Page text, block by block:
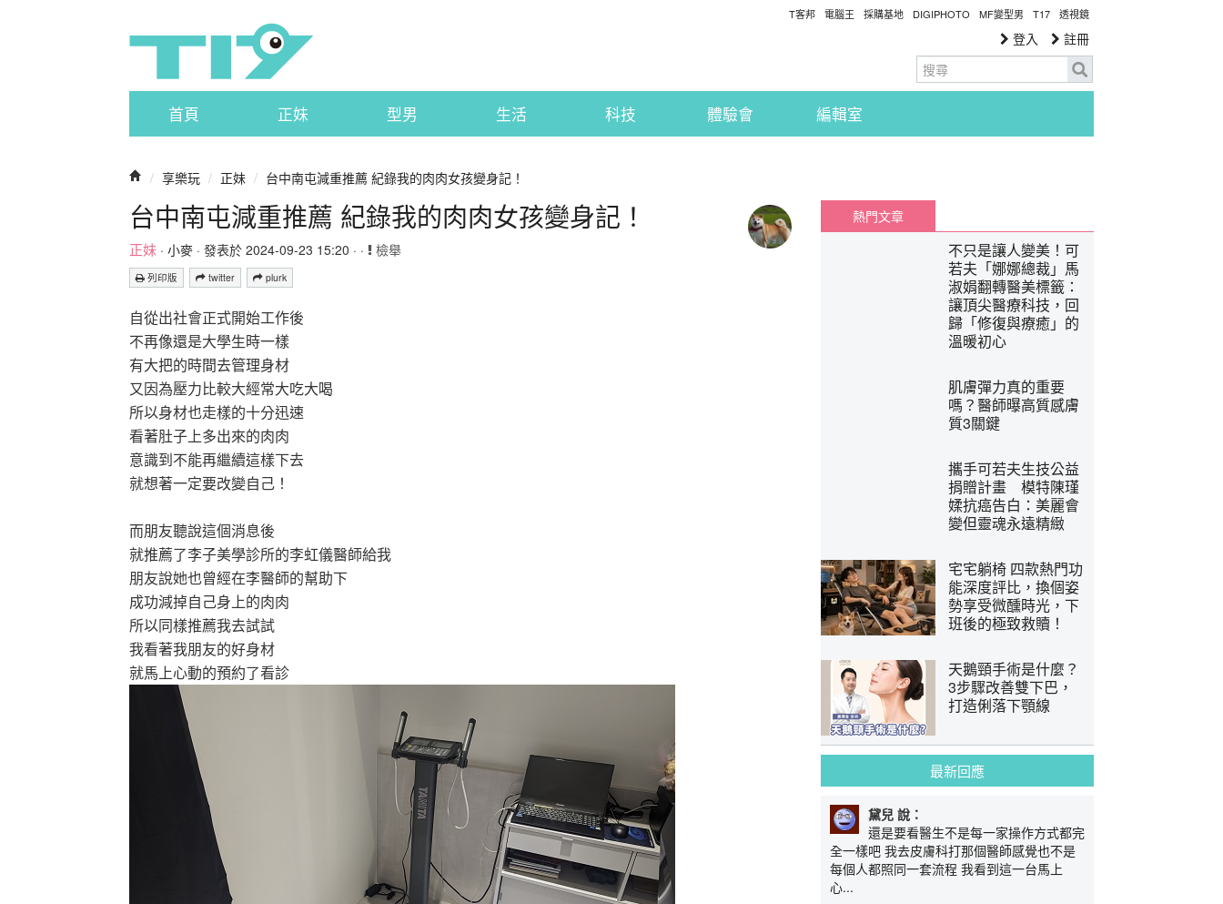
T客邦 電腦王 採購基地 DIGIPHOTO MF變型男 T17 透視鏡
登入 註冊
首頁 正妹 型男 生活 科技 體驗會 編輯室
/ 享樂玩 / 正妹 / 台中南屯減重推薦 紀錄我的肉肉女孩變身記！
台中南屯減重推薦 紀錄我的肉肉女孩變身記！
正妹 · 小麥 · 發表於 2024-09-23 15:20 · · 檢舉
列印版 twitter plurk
自從出社會正式開始工作後
不再像還是大學生時一樣
有大把的時間去管理身材
又因為壓力比較大經常大吃大喝
所以身材也走樣的十分迅速
看著肚子上多出來的肉肉
意識到不能再繼續這樣下去
就想著一定要改變自己！
而朋友聽說這個消息後
就推薦了李子美學診所的李虹儀醫師給我
朋友說她也曾經在李醫師的幫助下
成功減掉自己身上的肉肉
所以同樣推薦我去試試
我看著我朋友的好身材
就馬上心動的預約了看診
熱門文章
不只是讓人變美！可
若夫「娜娜總裁」馬
淑娟翻轉醫美標籤：
讓頂尖醫療科技，回
歸「修復與療癒」的
溫暖初心
肌膚彈力真的重要
嗎？醫師曝高質感膚
質3關鍵
攜手可若夫生技公益
捐贈計畫 模特陳瑾
媃抗癌告白：美麗會
變但靈魂永遠精緻
宅宅躺椅 四款熱門功
能深度評比，換個姿
勢享受微醺時光，下
班後的極致救贖！
天鵝頸手術是什麼？
3步驟改善雙下巴，
打造俐落下顎線
最新回應
黛兒 說：
還是要看醫生不是每一家操作方式都完
全一樣吧 我去皮膚科打那個醫師感覺也不是
每個人都照同一套流程 我看到這一台馬上
心...